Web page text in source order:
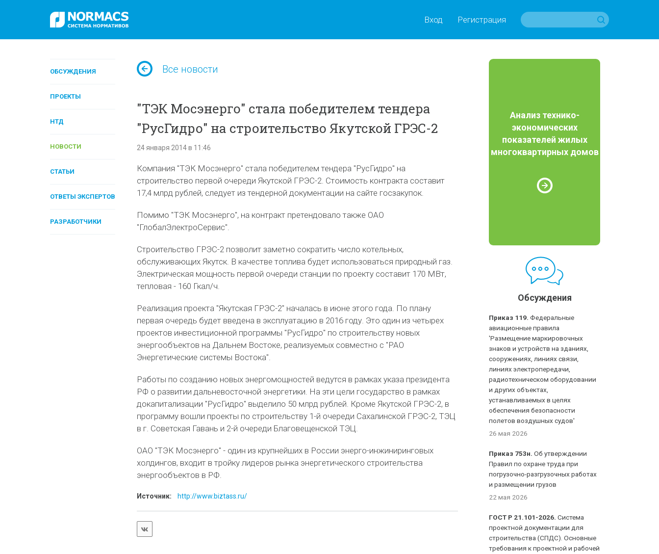
Вход Регистрация
ОБСУЖДЕНИЯ
ПРОЕКТЫ
НТД
НОВОСТИ
СТАТЬИ
ОТВЕТЫ ЭКСПЕРТОВ
РАЗРАБОТЧИКИ
Все новости
"ТЭК Мосэнерго" стала победителем тендера
"РусГидро" на строительство Якутской ГРЭС-2
24 января 2014 в 11:46
Компания "ТЭК Мосэнерго" стала победителем тендера "РусГидро" на
строительство первой очереди Якутской ГРЭС-2. Стоимость контракта составит
17,4 млрд рублей, следует из тендерной документации на сайте госзакупок.
Помимо "ТЭК Мосэнерго", на контракт претендовало также ОАО
"ГлобалЭлектроСервис".
Строительство ГРЭС-2 позволит заметно сократить число котельных,
обслуживающих Якутск. В качестве топлива будет использоваться природный газ.
Электрическая мощность первой очереди станции по проекту составит 170 МВт,
тепловая - 160 Гкал/ч.
Реализация проекта "Якутская ГРЭС-2" началась в июне этого года. По плану
первая очередь будет введена в эксплуатацию в 2016 году. Это один из четырех
проектов инвестиционной программы "РусГидро" по строительству новых
энергообъектов на Дальнем Востоке, реализуемых совместно с "РАО
Энергетические системы Востока".
Работы по созданию новых энергомощностей ведутся в рамках указа президента
РФ о развитии дальневосточной энергетики. На эти цели государство в рамках
докапитализации "РусГидро" выделило 50 млрд рублей. Кроме Якутской ГРЭС-2, в
программу вошли проекты по строительству 1-й очереди Сахалинской ГРЭС-2, ТЭЦ
в г. Советская Гавань и 2-й очереди Благовещенской ТЭЦ.
ОАО "ТЭК Мосэнерго" - один из крупнейших в России энерго-инжиниринговых
холдингов, входит в тройку лидеров рынка энергетического строительства
энергообъектов в РФ.
Источник: http://www.biztass.ru/
Анализ технико-
экономических
показателей жилых
многоквартирных домов
Обсуждения
Приказ 119. Федеральные
авиационные правила
'Размещение маркировочных
знаков и устройств на зданиях,
сооружениях, линиях связи,
линиях электропередачи,
радиотехническом оборудовании
и других объектах,
устанавливаемых в целях
обеспечения безопасности
полетов воздушных судов'
26 мая 2026
Приказ 753н. Об утверждении
Правил по охране труда при
погрузочно-разгрузочных работах
и размещении грузов
22 мая 2026
ГОСТ Р 21.101-2026. Система
проектной документации для
строительства (СПДС). Основные
требования к проектной и рабочей